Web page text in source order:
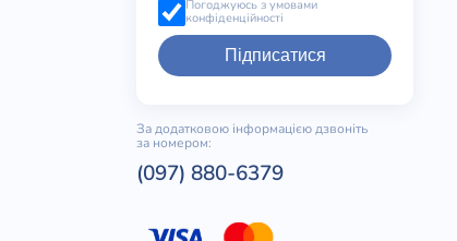
Погоджуюсь з умовами
конфіденційності
Підписатися
За додатковою інформацією дзвоніть
за номером:
(097) 880-6379